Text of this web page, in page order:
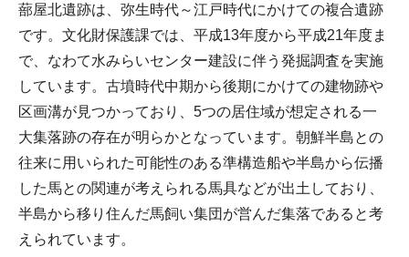
蔀屋北遺跡は、弥生時代～江戸時代にかけての複合遺跡
です。文化財保護課では、平成13年度から平成21年度ま
で、なわて水みらいセンター建設に伴う発掘調査を実施
しています。古墳時代中期から後期にかけての建物跡や
区画溝が見つかっており、5つの居住域が想定される一
大集落跡の存在が明らかとなっています。朝鮮半島との
往来に用いられた可能性のある準構造船や半島から伝播
した馬との関連が考えられる馬具などが出土しており、
半島から移り住んだ馬飼い集団が営んだ集落であると考
えられています。